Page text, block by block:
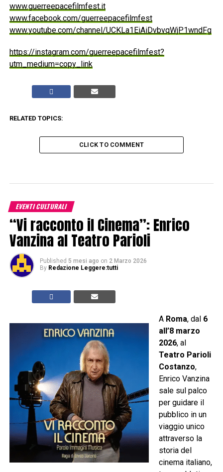
www.guerreepacefilmfest.it
www.facebook.com/guerreepacefilmfest
www.youtube.com/channel/UCKLa1EiAiDvbvqWjP1wndFg
https://instagram.com/guerreepacefilmfest?
utm_medium=copy_link
RELATED TOPICS:
CLICK TO COMMENT
EVENTI CULTURALI
“Vi racconto il Cinema”: Enrico
Vanzina al Teatro Parioli
Published 5 mesi ago on 2 Marzo 2026
By Redazione Leggere:tutti
A Roma, dal 6
all’8 marzo
2026, al
Teatro Parioli
Costanzo,
Enrico Vanzina
sale sul palco
per guidare il
pubblico in un
viaggio unico
attraverso la
storia del
cinema italiano,